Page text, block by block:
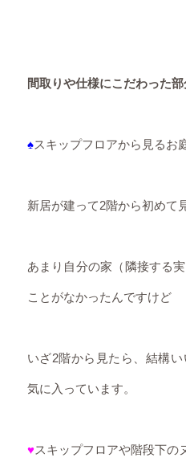
間取りや仕様にこだわった部
♠スキップフロアから見るお
新居が建って2階から初めて
あまり自分の家（隣接する
ことがなかったんですけど
いざ2階から見たら、結構
気に入っています。
♥スキップフロアや階段下の